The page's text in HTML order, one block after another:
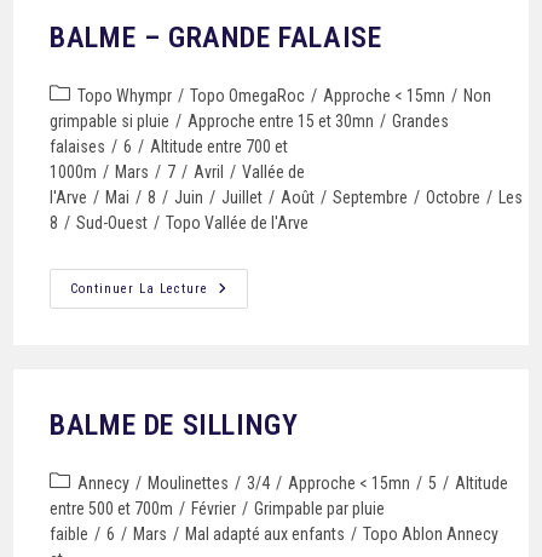
BALME – GRANDE FALAISE
Topo Whympr / Topo OmegaRoc / Approche < 15mn / Non
grimpable si pluie / Approche entre 15 et 30mn / Grandes
falaises / 6 / Altitude entre 700 et
1000m / Mars / 7 / Avril / Vallée de
l'Arve / Mai / 8 / Juin / Juillet / Août / Septembre / Octobre /
Les
8 / Sud-Ouest / Topo Vallée de l'Arve
Continuer La Lecture
BALME DE SILLINGY
Annecy / Moulinettes / 3/4 / Approche < 15mn / 5 / Altitude
entre 500 et 700m / Février / Grimpable par pluie
faible / 6 / Mars / Mal adapté aux enfants / Topo Ablon Annecy